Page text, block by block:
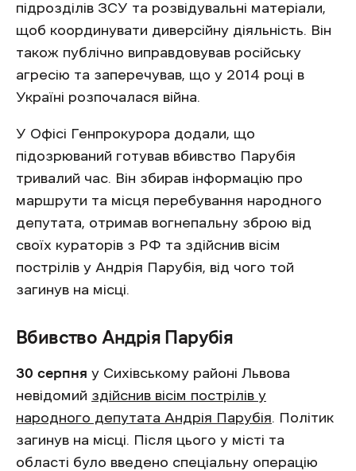
підрозділів ЗСУ та розвідувальні матеріали,
щоб координувати диверсійну діяльність. Він
також публічно виправдовував російську
агресію та заперечував, що у 2014 році в
Україні розпочалася війна.
У Офісі Генпрокурора додали, що
підозрюваний готував вбивство Парубія
тривалий час. Він збирав інформацію про
маршрути та місця перебування народного
депутата, отримав вогнепальну зброю від
своїх кураторів з РФ та здійснив вісім
пострілів у Андрія Парубія, від чого той
загинув на місці.
Вбивство Андрія Парубія
30 серпня у Сихівському районі Львова
невідомий здійснив вісім пострілів у
народного депутата Андрія Парубія. Політик
загинув на місці. Після цього у місті та
області було введено спеціальну операцію